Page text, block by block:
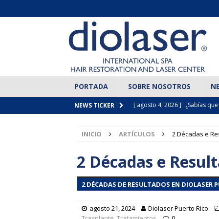
PORTADA SOBRE NOSOTROS
NEWS TICKER [ agosto 4, 2026 ] ¿Sabías
[ agosto 1, 2026 ]
paciente 12 meses después
[ julio 25, 2026 ] Una
ARTÍCULOS
INICIO ARTÍCULOS 2 Décadas e
2 Décadas e
2 DÉCADAS DE RESULTADOS EN DIOLASER
agosto 21, 2024 Diolaser Puerto Rico